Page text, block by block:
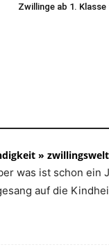
Zwillinge ab 1.
»
was ist schon
auf die